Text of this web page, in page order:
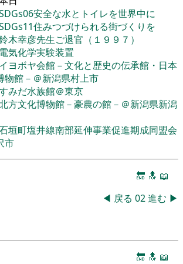
安全な水とトイレを世界中に
住みつづけられる街づくりを
木幸彦先生ご退官（１９９７）
電気化学実験装置
イヨボヤ会館－文化と歴史の伝承館・日本
物館－＠新潟県村上市
みだ水族館＠東京
方文化博物館－豪農の館－＠新潟県新潟
垣町塩井線南部延伸事業促進期成同盟会
市
🔚 🔝 📖
◀ 戻る 02進む ▶
🔚 🔝 📖